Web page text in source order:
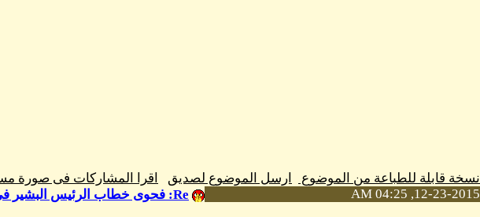
نسخة قابلة للطباعة من الموضوع ارسل الموضوع لصديق اقرا المشاركات فى صورة
12-23-2015, 04:25 AM
Re: فحوى خطاب الرئيس البشير في يوم 1/1/2016م بقلم